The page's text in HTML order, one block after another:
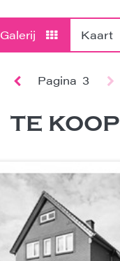
Galerij Kaart
Pagina 3
TE KOOP